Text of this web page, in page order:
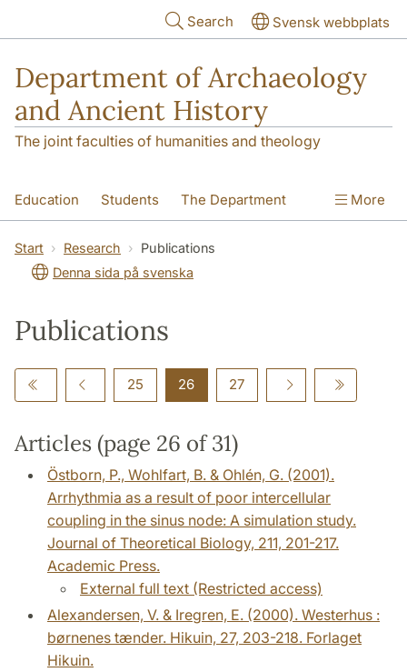
Search Svensk webbplats
Department of Archaeology
and Ancient History
The joint faculties of humanities and theology
Education Students The Department
Research Contact
More
Start Research
Publications
Denna sida på svenska
Publications
25 26 27
Articles (page 26 of 31)
Östborn, P., Wohlfart, B. & Ohlén, G. (2001).
Arrhythmia as a result of poor intercellular
coupling in the sinus node: A simulation study.
Journal of Theoretical Biology, 211, 201-217.
Academic Press.
External full text (Restricted access)
Alexandersen, V. & Iregren, E. (2000). Westerhus :
børnenes tænder. Hikuin, 27, 203-218. Forlaget
Hikuin.